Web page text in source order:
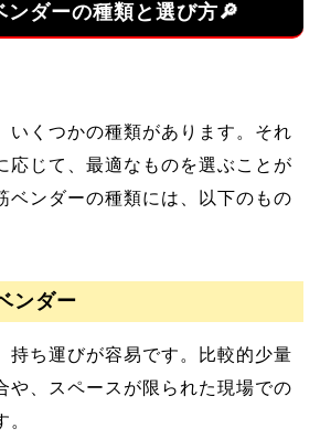
ダーの種類と選び方🔎
いくつかの種類があります。それ
応じて、最適なものを選ぶことが
ベンダーの種類には、以下のもの
ンダー
持ち運びが容易です。比較的少量
や、スペースが限られた現場での